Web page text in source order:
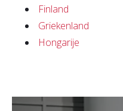
Finland
Griekenland
Hongarije